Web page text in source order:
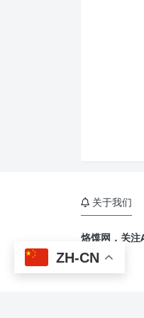
关于我们
烙馍网，关
乐、游戏
ZH-CN